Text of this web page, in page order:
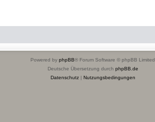
Powered by phpBB® Forum Software © phpBB Limited
Deutsche Übersetzung durch phpBB.de
Datenschutz| Nutzungsbedingungen